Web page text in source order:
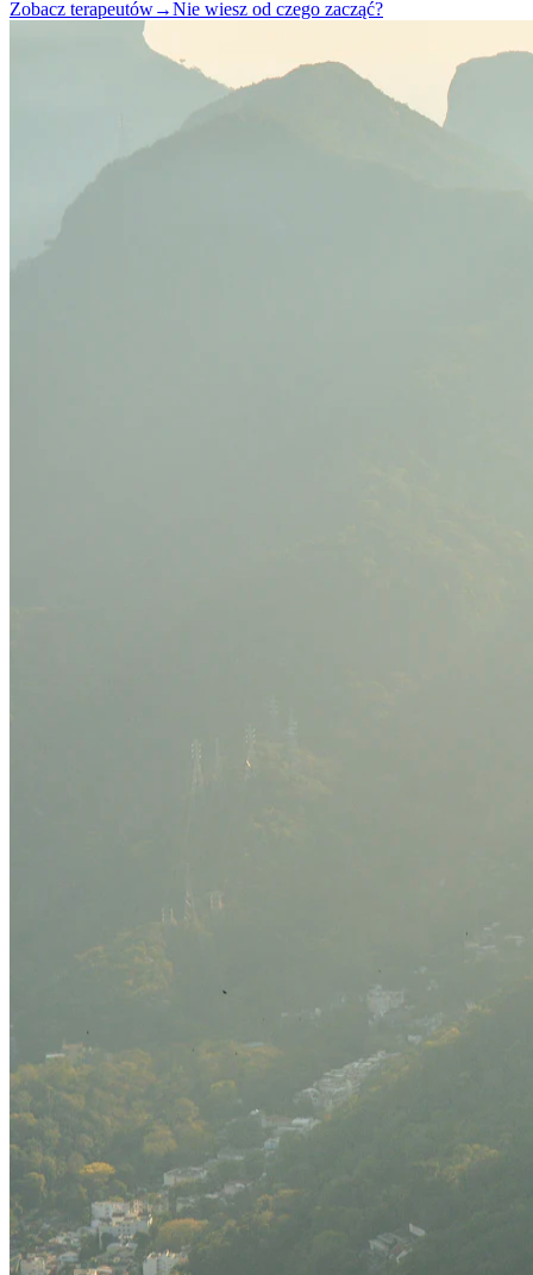
Zobacz terapeutów→Nie wiesz od czego zacząć?